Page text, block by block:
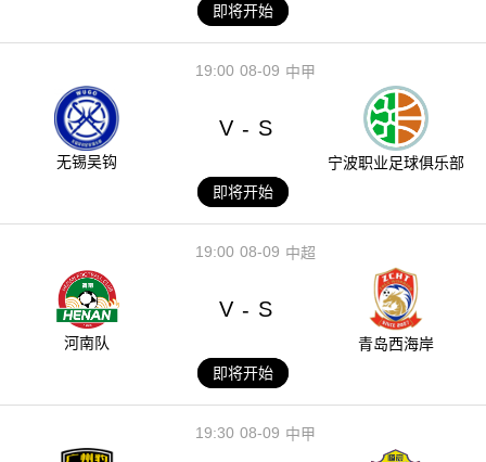
即将开始
08-09
19:00 中甲
无锡吴钩
V - S
宁波职业足球俱乐部
即将开始
08-09
19:00 中超
河南队
V - S
青岛西海岸
即将开始
08-09
19:30 中甲